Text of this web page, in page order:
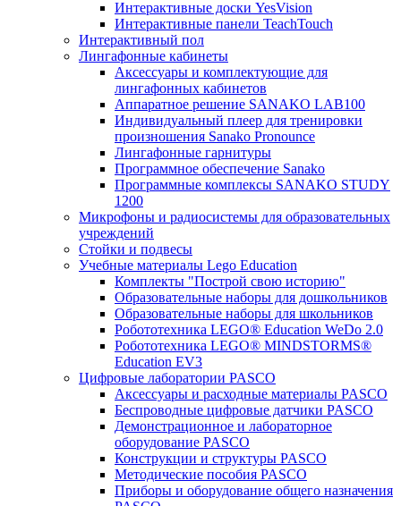
Интерактивные доски YesVision
Интерактивные панели TeachTouch
Интерактивный пол
Лингафонные кабинеты
Аксессуары и комплектующие для
лингафонных кабинетов
Аппаратное решение SANAKO LAB100
Индивидуальный плеер для тренировки
произношения Sanako Pronounce
Лингафонные гарнитуры
Программное обеспечение Sanako
Программные комплексы SANAKO STUDY
1200
Микрофоны и радиосистемы для образовательных
учреждений
Стойки и подвесы
Учебные материалы Lego Education
Комплекты "Построй свою историю"
Образовательные наборы для дошкольников
Образовательные наборы для школьников
Робототехника LEGO® Education WeDo 2.0
Робототехника LEGO® MINDSTORMS®
Education EV3
Цифровые лаборатории PASCO
Аксессуары и расходные материалы PASCO
Беспроводные цифровые датчики PASCO
Демонстрационное и лабораторное
оборудование PASCO
Конструкции и структуры PASCO
Методические пособия PASCO
Приборы и оборудование общего назначения